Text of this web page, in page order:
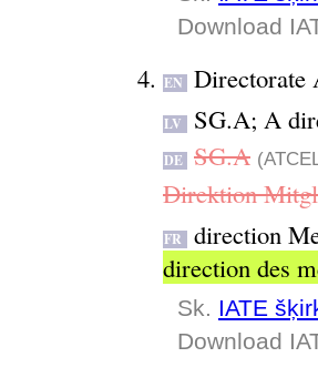
Download
EN Directorate
LV SG.A; A
DE SG.A
Direktion
FR
direction
direction des
Sk. IATE
Download